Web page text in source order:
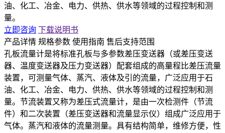
油、化工、冶金、电力、供热、供水等领域的过程控制和测
量。
立即咨询 下载说明书
产品详情 规格参数 使用指南 售后支持范围
孔板流量计是将标准孔板与多参数差压变送器（或差压变送
器、温度变送器及压力变送器）配套组成的高量程比差压流量
装置，可测量气体、蒸汽、液体及引的流量，广泛应用于石
油、化工、冶金、电力、供热、供水等领域的过程控制和测
量。节流装置又称为差压式流量计，是由一次检测件（节流
件）和二次装置（差压变送器和流量显示仪）组成广泛应用于
气体。蒸汽和液体的流量测量。具有结构简单，维修方便，性